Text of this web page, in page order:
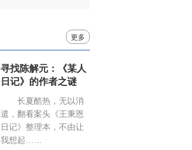
更多
寻找陈解元：《某人
日记》的作者之谜
长夏酷热，无以消
遣，翻看案头《王秉恩
日记》整理本，不由让
我想起……